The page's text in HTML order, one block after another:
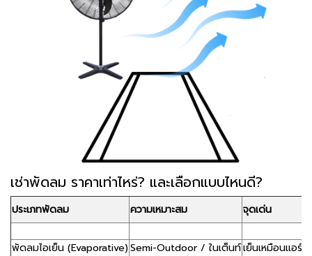
เช่าพัดลม ราคาเท่าไหร่? และเลือกแบบไหนดี?
ประเภทพัดลม ความเหมาะสม จุดเด่น
พัดลมไอเย็น (Evaporative)Semi-Outdoor / ในเต็นท์เย็นเหมือนแอร์